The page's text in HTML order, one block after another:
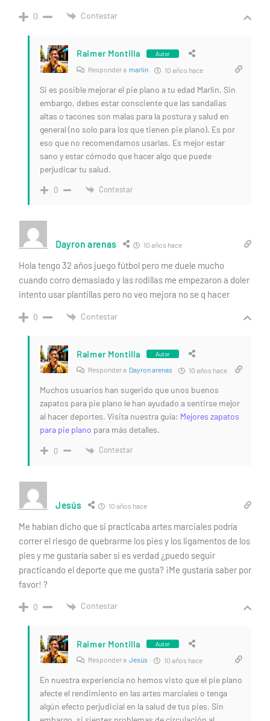
0 Contestar
Raimer Montilla Autor
Responder a marlin 10 años hace
Si es posible mejorar el pie plano a tu edad Marlin. Sin
embargo, debes estar consciente que las sandalias
altas o tacones son malas para la postura y salud en
general (no solo para los que tienen pie plano). Es por
eso que no recomendamos usarlas. Es mejor estar
sano y estar cómodo que hacer algo que puede
perjudicar tu salud.
0 Contestar
Dayron arenas 10 años hace
Hola tengo 32 años juego fútbol pero me duele mucho
cuando corro demasiado y las rodillas me empezaron a doler
intento usar plantillas pero no veo mejora no se q hacer
0 Contestar
Raimer Montilla Autor
Responder a Dayron arenas 10 años hace
Muchos usuarios han sugerido que unos buenos
zapatos para pie plano le han ayudado a sentirse mejor
al hacer deportes. Visita nuestra guía: Mejores zapatos
para pie plano para más detalles.
0 Contestar
Jesús 10 años hace
Me habían dicho que si practicaba artes marciales podría
correr el riesgo de quebrarme los pies y los ligamentos de los
pies y me gustaría saber si es verdad ¿puedo seguir
practicando el deporte que me gusta? ¡Me gustaría saber por
favor! ?
0 Contestar
Raimer Montilla Autor
Responder a Jesús 10 años hace
En nuestra experiencia no hemos visto que el pie plano
afecte el rendimiento en las artes marciales o tenga
algún efecto perjudicial en la salud de tus pies. Sin